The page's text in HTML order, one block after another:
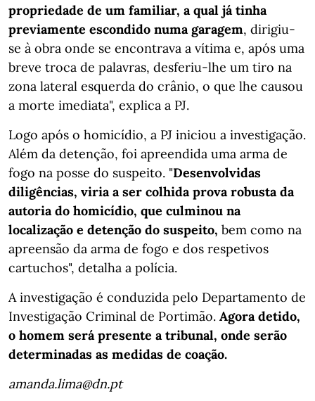
propriedade de um familiar, a qual já tinha
previamente escondido numa garagem, dirigiu-
se à obra onde se encontrava a vítima e, após uma
breve troca de palavras, desferiu-lhe um tiro na
zona lateral esquerda do crânio, o que lhe causou
a morte imediata", explica a PJ.
Logo após o homicídio, a PJ iniciou a investigação.
Além da detenção, foi apreendida uma arma de
fogo na posse do suspeito. "Desenvolvidas
diligências, viria a ser colhida prova robusta da
autoria do homicídio, que culminou na
localização e detenção do suspeito, bem como na
apreensão da arma de fogo e dos respetivos
cartuchos", detalha a polícia.
A investigação é conduzida pelo Departamento de
Investigação Criminal de Portimão. Agora detido,
o homem será presente a tribunal, onde serão
determinadas as medidas de coação.
amanda.lima@dn.pt